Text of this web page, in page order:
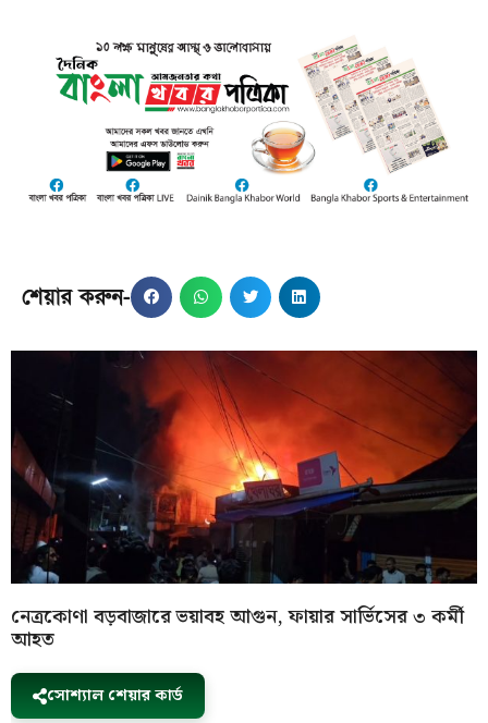
শেয়ার করুন-
নেত্রকোণা বড়বাজারে ভয়াবহ আগুন, ফায়ার সার্ভিসের ৩ কর্মী
আহত
সোশ্যাল শেয়ার কার্ড